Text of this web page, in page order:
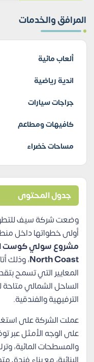
المرافق والخدمات
ألعاب مائية
اندية رياضية
جراجات سيارات
كافيهات ومطاعم
مساحات خضراء
جدول المحتوى
أولى خطواتها داخل
North Coast، وذلك
المعايير التي تسمح
الساحل الشمالي
الترفيهية والفندقية.
عملت الشركة على
على الوجه الأمثل عبر
والمسطحات المائية،